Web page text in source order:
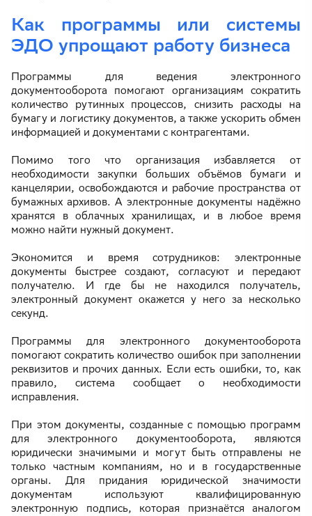
Как программы или системы
ЭДО упрощают работу бизнеса
Программы для ведения электронного
документооборота помогают организациям сократить
количество рутинных процессов, снизить расходы на
бумагу и логистику документов, а также ускорить обмен
информацией и документами с контрагентами.
Помимо того что организация избавляется от
необходимости закупки больших объёмов бумаги и
канцелярии, освобождаются и рабочие пространства от
бумажных архивов. А электронные документы надёжно
хранятся в облачных хранилищах, и в любое время
можно найти нужный документ.
Экономится и время сотрудников: электронные
документы быстрее создают, согласуют и передают
получателю. И где бы не находился получатель,
электронный документ окажется у него за несколько
секунд.
Программы для электронного документооборота
помогают сократить количество ошибок при заполнении
реквизитов и прочих данных. Если есть ошибки, то, как
правило, система сообщает о необходимости
исправления.
При этом документы, созданные с помощью программ
для электронного документооборота, являются
юридически значимыми и могут быть отправлены не
только частным компаниям, но и в государственные
органы. Для придания юридической значимости
документам используют квалифицированную
электронную подпись, которая признаётся аналогом